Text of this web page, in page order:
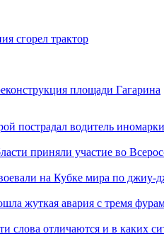
сгорел трактор
площади Гагарина
водитель иномарки
приняли участие во
на Кубке мира по джиу-
жуткая авария с тремя
отличаются и в каких